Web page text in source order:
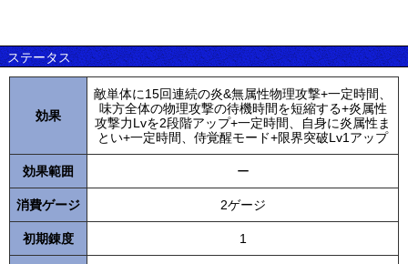
ステータス
効果
敵単体に15回連続の炎&無属性物理攻撃+一定時間、
味方全体の物理攻撃の待機時間を短縮する+炎属性
攻撃力Lvを2段階アップ+一定時間、自身に炎属性ま
とい+一定時間、侍覚醒モード+限界突破Lv1アップ
効果範囲 ー
消費ゲージ 2ゲージ
初期錬度 1